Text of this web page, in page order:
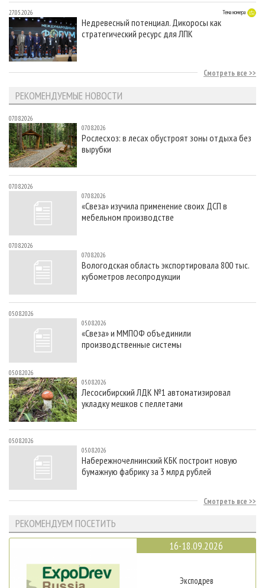
27.05.2026 Тема номера
Недревесный потенциал. Дикоросы как
стратегический ресурс для ЛПК
Смотреть все
РЕКОМЕНДУЕМЫЕ НОВОСТИ
07.08.2026
07.08.2026
Рослесхоз: в лесах обустроят зоны отдыха без
вырубки
07.08.2026
07.08.2026
«Свеза» изучила применение своих ДСП в
мебельном производстве
07.08.2026
07.08.2026
Вологодская область экспортировала 800 тыс.
кубометров лесопродукции
05.08.2026
05.08.2026
«Свеза» и ММПОФ объединили
производственные системы
05.08.2026
05.08.2026
Лесосибирский ЛДК №1 автоматизировал
укладку мешков с пеллетами
05.08.2026
05.08.2026
Набережночелнинский КБК построит новую
бумажную фабрику за 3 млрд рублей
Смотреть все
РЕКОМЕНДУЕМ ПОСЕТИТЬ
16-18.09.2026
Эксподрев